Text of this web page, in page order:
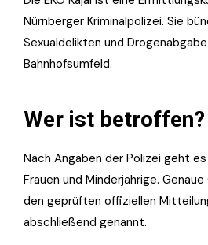
Nürnberger Kriminalpolizei. Sie
Sexualdelikten und
Bahnhofsumfeld.
Wer ist betroffen?
Nach Angaben der Polizei geht
Frauen und Minderjährige.
den geprüften offiziellen
abschließend genannt.